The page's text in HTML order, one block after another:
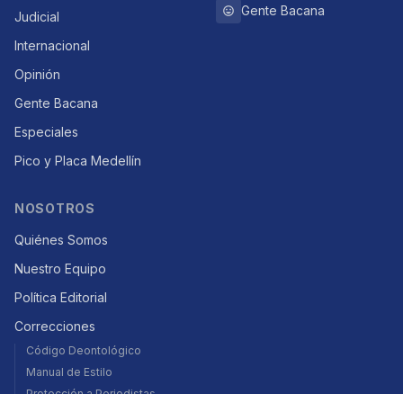
Judicial
Internacional
Opinión
Gente Bacana
Especiales
Pico y Placa Medellín
Gente Bacana
NOSOTROS
Quiénes Somos
Nuestro Equipo
Política Editorial
Correcciones
Código Deontológico
Manual de Estilo